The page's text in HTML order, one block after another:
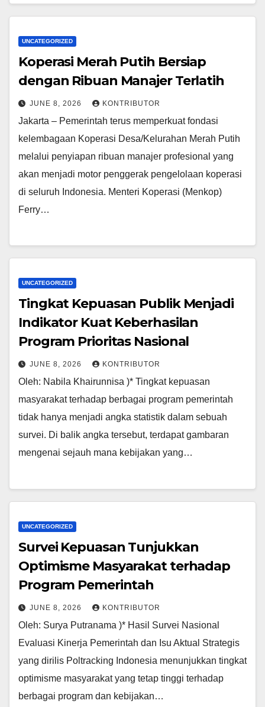
UNCATEGORIZED
Koperasi Merah Putih Bersiap
dengan Ribuan Manajer Terlatih
JUNE 8, 2026 KONTRIBUTOR
Jakarta – Pemerintah terus memperkuat fondasi
kelembagaan Koperasi Desa/Kelurahan Merah Putih
melalui penyiapan ribuan manajer profesional yang
akan menjadi motor penggerak pengelolaan koperasi
di seluruh Indonesia. Menteri Koperasi (Menkop)
Ferry…
UNCATEGORIZED
Tingkat Kepuasan Publik Menjadi
Indikator Kuat Keberhasilan
Program Prioritas Nasional
JUNE 8, 2026 KONTRIBUTOR
Oleh: Nabila Khairunnisa )* Tingkat kepuasan
masyarakat terhadap berbagai program pemerintah
tidak hanya menjadi angka statistik dalam sebuah
survei. Di balik angka tersebut, terdapat gambaran
mengenai sejauh mana kebijakan yang…
UNCATEGORIZED
Survei Kepuasan Tunjukkan
Optimisme Masyarakat terhadap
Program Pemerintah
JUNE 8, 2026 KONTRIBUTOR
Oleh: Surya Putranama )* Hasil Survei Nasional
Evaluasi Kinerja Pemerintah dan Isu Aktual Strategis
yang dirilis Poltracking Indonesia menunjukkan tingkat
optimisme masyarakat yang tetap tinggi terhadap
berbagai program dan kebijakan…